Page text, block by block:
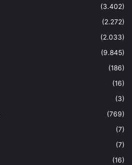
(3.402)
(2.272)
(2.033)
(9.845)
(186)
(16)
(3)
(769)
(7)
(7)
(16)